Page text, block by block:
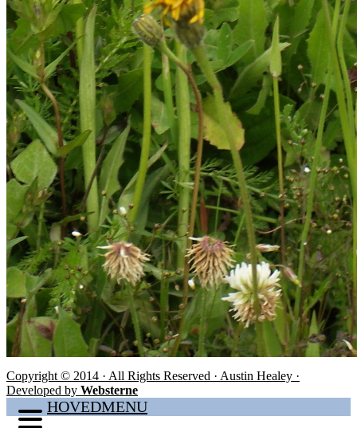
Copyright © 2014 · All Rights Reserved · Austin Healey ·
Developed by Websterne
HOVEDMENU